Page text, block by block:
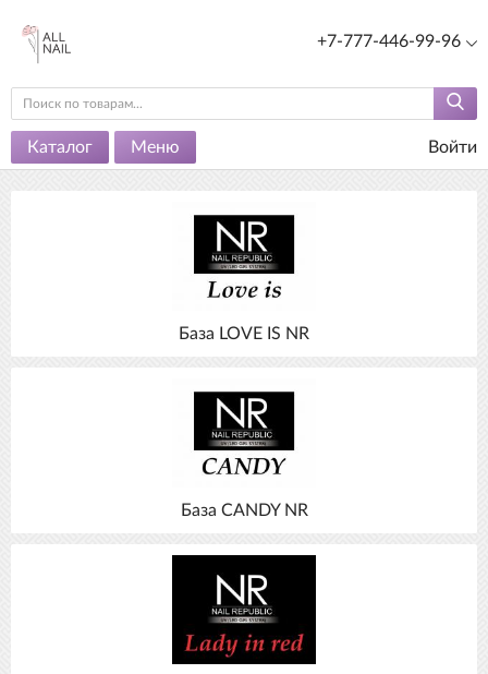
+7-777-446-99-96
Каталог Меню Войти
База LOVE IS NR
База CANDY NR